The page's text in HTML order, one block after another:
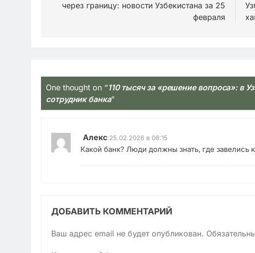
записям
через границу: новости Узбекистана за 25
февраля
One thought on “110 тысяч за «решение вопроса»: в
сотрудник банка”
Алекс:25.02.2026 в 08:15
Какой банк? Люди должны знать, где завелись
ДОБАВИТЬ КОММЕНТАРИЙ
Ваш адрес email не будет опубликован.